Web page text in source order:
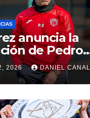
anuncia la
de Pedro
2026 DANIEL